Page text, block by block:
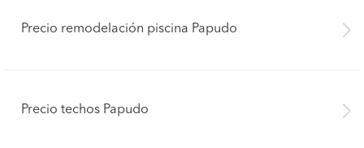
Precio remodelación piscina Papudo
Precio techos Papudo